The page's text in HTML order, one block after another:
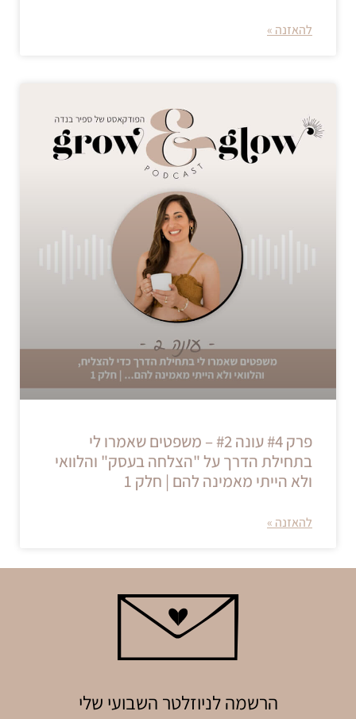
להאזנה »
פרק #4 עונה #2 – משפטים שאמרו לי
בתחילת הדרך על "הצלחה בעסק" והלוואי
ולא הייתי מאמינה להם | חלק 1
להאזנה »
הרשמה לניוזלטר השבועי שלי